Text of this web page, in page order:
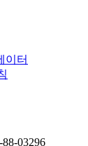
이터
03296